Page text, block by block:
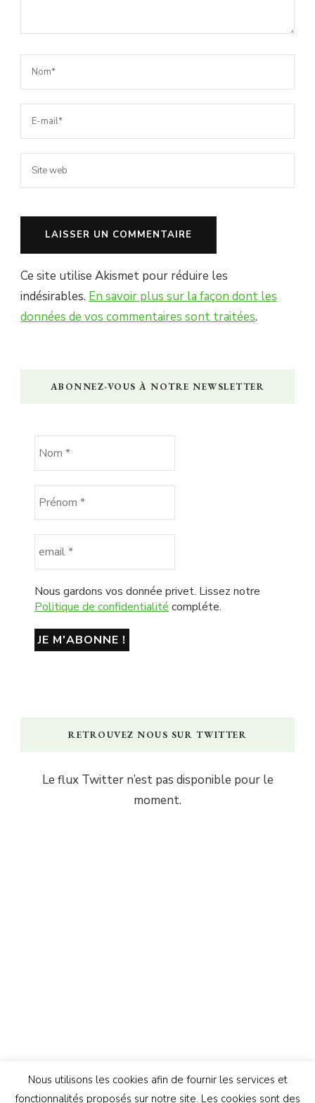
Ce site utilise Akismet pour réduire les
indésirables. En savoir plus sur la façon dont les
données de vos commentaires sont traitées.
ABONNEZ-VOUS À NOTRE NEWSLETTER
Nous gardons vos donnée privet. Lissez notre
Politique de confidentialité compléte.
RETROUVEZ NOUS SUR TWITTER
Le flux Twitter n’est pas disponible pour le
moment.
Nous utilisons les cookies afin de fournir les services et
fonctionnalités proposés sur notre site. Les cookies sont des